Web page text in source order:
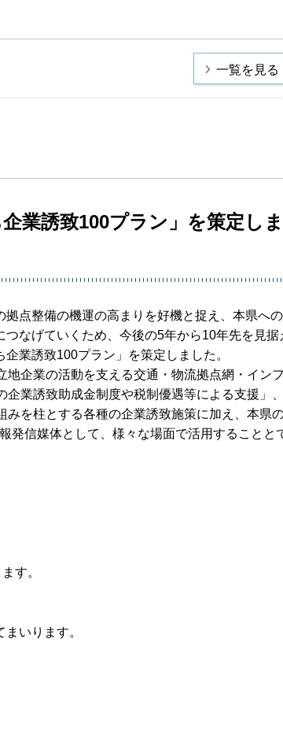
一覧を見る
業誘致100プラン」を策定し
点整備の機運の高まりを好機と捉え、本県へ
なげていくため、今後の5年から10年先を見据
業誘致100プラン」を策定しました。
企業の活動を支える交通・物流拠点網・イン
業誘致助成金制度や税制優遇等による支援」、
を柱とする各種の企業誘致施策に加え、本県
信媒体として、様々な場面で活用することと
す。
いります。